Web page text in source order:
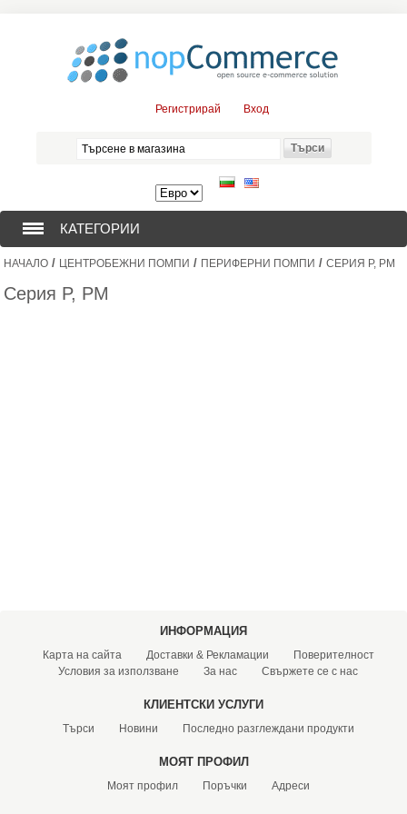
Регистрирай Вход
КАТЕГОРИИ
СОНДАЖНИ ПОМПИ (376)
КОМПОНЕНТИ ЗА ОМЕКОТИТЕЛНИ СИСТЕМИ (6)
НАЧАЛО / ЦЕНТРОБЕЖНИ ПОМПИ / ПЕРИФЕРНИ ПОМПИ / СЕРИЯ P, PM
Серия P, PM
ИНФОРМАЦИЯ
Карта на сайта Доставки & Рекламации
Поверителност
Условия за използване
За нас Свържете се с нас
КЛИЕНТСКИ УСЛУГИ
Търси Новини Последно разглеждани продукти
МОЯТ ПРОФИЛ
Моят профил Поръчки Адреси